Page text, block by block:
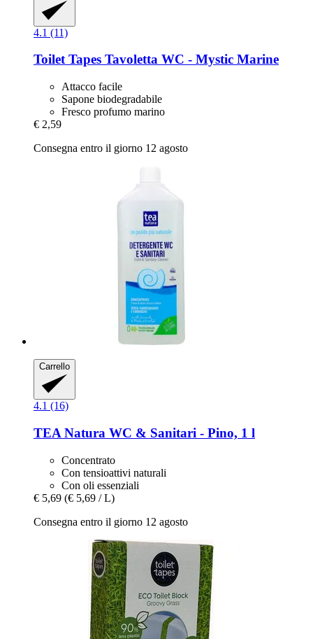
4.1 (11)
Toilet Tapes Tavoletta WC -​ Mystic Marine
Attacco facile
Sapone biodegradabile
Fresco profumo marino
€ 2,59
Consegna entro il giorno 12 agosto
Carrello
4.1 (16)
TEA Natura WC & Sanitari -​ Pino, 1 l
Concentrato
Con tensioattivi naturali
Con oli essenziali
€ 5,69 (€ 5,69 / L)
Consegna entro il giorno 12 agosto